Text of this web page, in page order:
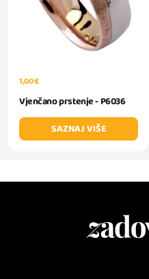
1,00 €
Vjenčano prstenje - P6036
SAZNAJ VIŠE